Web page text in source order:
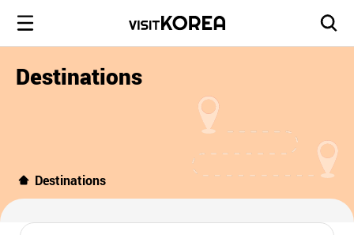
Destinations
Destinations